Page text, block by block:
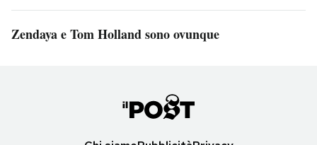
Zendaya e Tom Holland sono ovunque